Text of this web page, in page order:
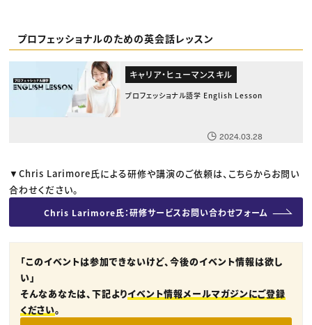
プロフェッショナルのための英会話レッスン
キャリア・ヒューマンスキル
プロフェッショナル語学 English Lesson
2024.03.28
▼Chris Larimore氏による研修や講演のご依頼は、こちらからお問い
合わせください。
Chris Larimore氏：研修サービスお問い合わせフォーム
「このイベントは参加できないけど、今後のイベント情報は欲し
い」
そんなあなたは、下記よりイベント情報メールマガジンにご登録
ください。